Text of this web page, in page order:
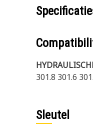
301.8 301.6
Sleutel